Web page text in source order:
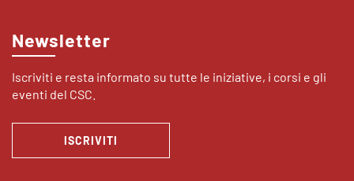
Newsletter
Iscriviti e resta informato su tutte le iniziative, i corsi e gli
eventi del CSC.
ISCRIVITI